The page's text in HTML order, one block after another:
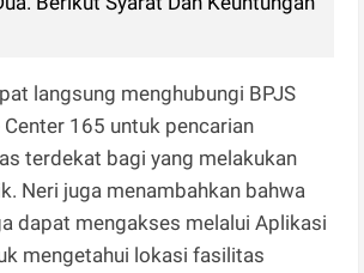
langsung menghubungi BPJS
Center 165 untuk pencarian
terdekat bagi yang melakukan
Neri juga menambahkan bahwa
dapat mengakses melalui Aplikasi
mengetahui lokasi fasilitas